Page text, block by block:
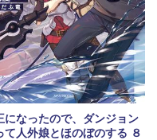
になったので、ダンジョン
て人外娘とほのぼのする ８